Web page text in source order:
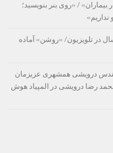
/ «روی بنر بنویسید؛
نداریم»
حسین پاکدل پس از ۳۳ سال در تلویزیون/ «روشن» آماده
درویشی همشهری عزیزمان
رضا درویشی در المپیاد هوش